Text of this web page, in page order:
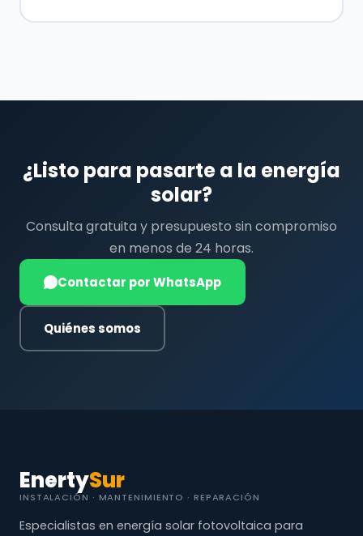
¿Listo para pasarte a la energía
solar?
Consulta gratuita y presupuesto sin compromiso
en menos de 24 horas.
Contactar por WhatsApp
Quiénes somos
EnertySur
INSTALACIÓN · MANTENIMIENTO · REPARACIÓN
Especialistas en energía solar fotovoltaica para